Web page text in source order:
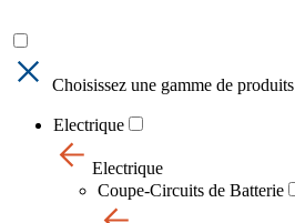
Choisissez une gamme de produits
Electrique
Electrique
Coupe-Circuits de Batterie